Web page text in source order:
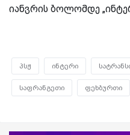
იანვრის ბოლომდე
პსჟ ინტერი
საფრანგეთი ფეხბურთი